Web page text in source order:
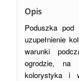
Opis
Poduszka pod
uzupełnienie
warunki
ogrodzie, na
kolorystyka i